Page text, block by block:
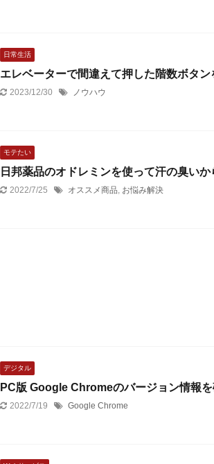
日常生活
エレベーターで間違えて押した階数ボタ
2023/12/30 ノウハウ
モテたい
日邦薬品のオドレミンを使って汗の臭い
2022/7/25 オススメ商品, お悩み解決
デジタル
PC版 Google Chromeのバージョン情報
2022/7/19 Google Chrome